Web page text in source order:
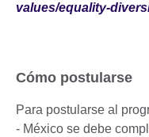
values/equality-
Cómo postularse
Para postularse al
- México se debe